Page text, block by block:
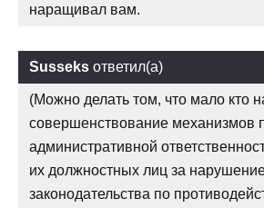
наращивал вам.
Susseks ответил(а)
(Можно делать том, что мало кто
совершенствование механизмов
административной
их должностных лиц за
законодательства по